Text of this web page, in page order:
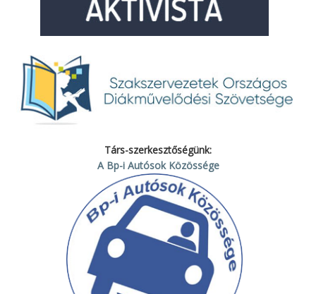
Társ-szerkesztőségünk:
A Bp-i Autósok Közössége